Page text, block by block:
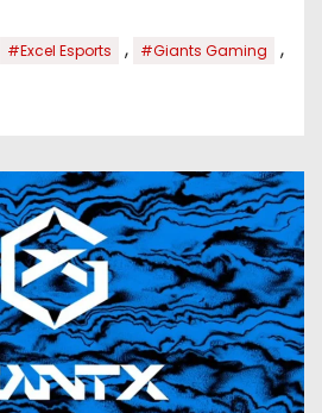
#Excel Esports , #Giants Gaming ,